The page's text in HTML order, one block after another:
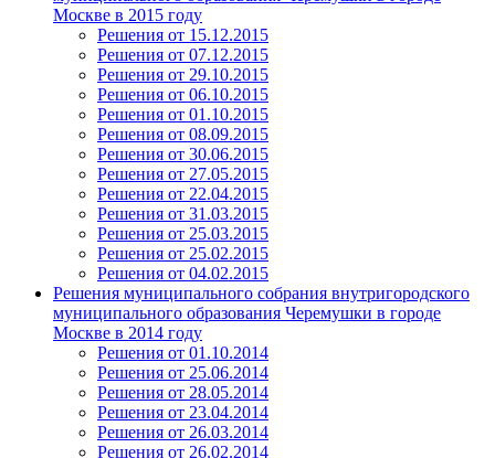
Москве в 2015 году
Решения от 15.12.2015
Решения от 07.12.2015
Решения от 29.10.2015
Решения от 06.10.2015
Решения от 01.10.2015
Решения от 08.09.2015
Решения от 30.06.2015
Решения от 27.05.2015
Решения от 22.04.2015
Решения от 31.03.2015
Решения от 25.03.2015
Решения от 25.02.2015
Решения от 04.02.2015
Решения муниципального собрания внутригородского
муниципального образования Черемушки в городе
Москве в 2014 году
Решения от 01.10.2014
Решения от 25.06.2014
Решения от 28.05.2014
Решения от 23.04.2014
Решения от 26.03.2014
Решения от 26.02.2014